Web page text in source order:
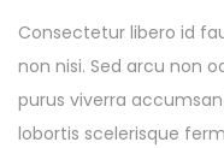
Consectetur libero id
non nisi. Sed arcu non
purus viverra
lobortis scelerisque